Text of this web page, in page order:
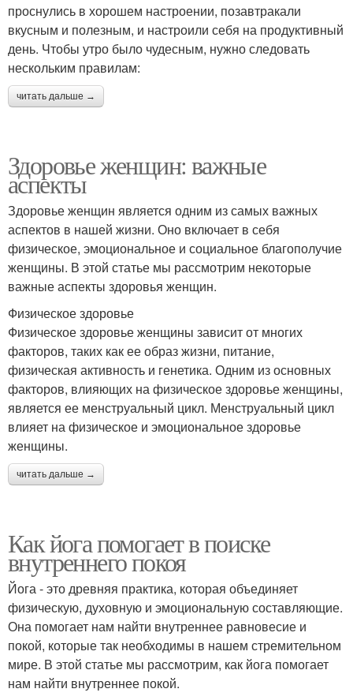
проснулись в хорошем настроении, позавтракали
вкусным и полезным, и настроили себя на продуктивный
день. Чтобы утро было чудесным, нужно следовать
нескольким правилам:
читать дальше →
Здоровье женщин: важные
аспекты
Здоровье женщин является одним из самых важных
аспектов в нашей жизни. Оно включает в себя
физическое, эмоциональное и социальное благополучие
женщины. В этой статье мы рассмотрим некоторые
важные аспекты здоровья женщин.
Физическое здоровье
Физическое здоровье женщины зависит от многих
факторов, таких как ее образ жизни, питание,
физическая активность и генетика. Одним из основных
факторов, влияющих на физическое здоровье женщины,
является ее менструальный цикл. Менструальный цикл
влияет на физическое и эмоциональное здоровье
женщины.
читать дальше →
Как йога помогает в поиске
внутреннего покоя
Йога - это древняя практика, которая объединяет
физическую, духовную и эмоциональную составляющие.
Она помогает нам найти внутреннее равновесие и
покой, которые так необходимы в нашем стремительном
мире. В этой статье мы рассмотрим, как йога помогает
нам найти внутреннее покой.